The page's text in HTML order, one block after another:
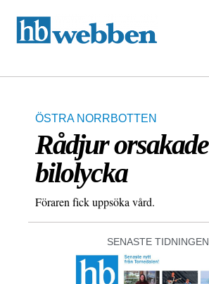
ÖSTRA NORRBOTTEN
Rådjur orsakade
bilolycka
Föraren fick uppsöka vård.
SENASTE TIDNINGEN